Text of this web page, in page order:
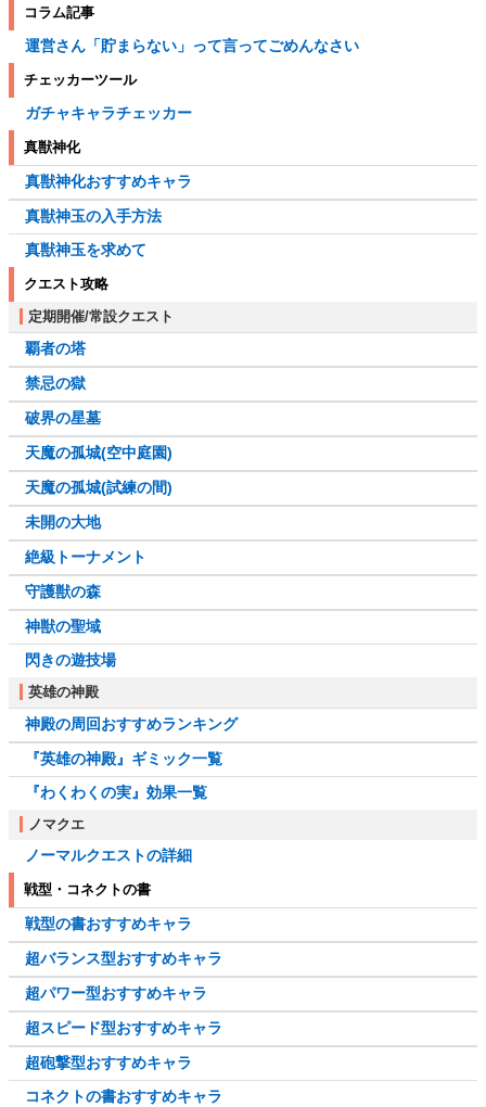
コラム記事
運営さん「貯まらない」って言ってごめんなさい
チェッカーツール
ガチャキャラチェッカー
真獣神化
真獣神化おすすめキャラ
真獣神玉の入手方法
真獣神玉を求めて
クエスト攻略
定期開催/常設クエスト
覇者の塔
禁忌の獄
破界の星墓
天魔の孤城(空中庭園)
天魔の孤城(試練の間)
未開の大地
絶級トーナメント
守護獣の森
神獣の聖域
閃きの遊技場
英雄の神殿
神殿の周回おすすめランキング
『英雄の神殿』ギミック一覧
『わくわくの実』効果一覧
ノマクエ
ノーマルクエストの詳細
戦型・コネクトの書
戦型の書おすすめキャラ
超バランス型おすすめキャラ
超パワー型おすすめキャラ
超スピード型おすすめキャラ
超砲撃型おすすめキャラ
コネクトの書おすすめキャラ